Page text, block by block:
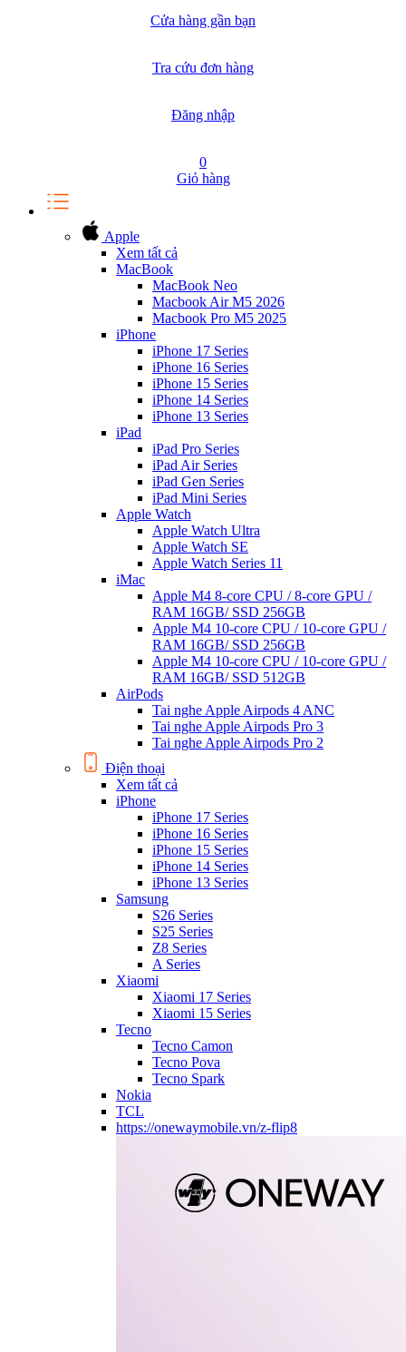
Cửa hàng gần bạn
Tra cứu đơn hàng
Đăng nhập
0
Giỏ hàng
Apple
Xem tất cả
MacBook
MacBook Neo
Macbook Air M5 2026
Macbook Pro M5 2025
iPhone
iPhone 17 Series
iPhone 16 Series
iPhone 15 Series
iPhone 14 Series
iPhone 13 Series
iPad
iPad Pro Series
iPad Air Series
iPad Gen Series
iPad Mini Series
Apple Watch
Apple Watch Ultra
Apple Watch SE
Apple Watch Series 11
iMac
Apple M4 8-core CPU / 8-core GPU /
RAM 16GB/ SSD 256GB
Apple M4 10-core CPU / 10-core GPU /
RAM 16GB/ SSD 256GB
Apple M4 10-core CPU / 10-core GPU /
RAM 16GB/ SSD 512GB
AirPods
Tai nghe Apple Airpods 4 ANC
Tai nghe Apple Airpods Pro 3
Tai nghe Apple Airpods Pro 2
Điện thoại
Xem tất cả
iPhone
iPhone 17 Series
iPhone 16 Series
iPhone 15 Series
iPhone 14 Series
iPhone 13 Series
Samsung
S26 Series
S25 Series
Z8 Series
A Series
Xiaomi
Xiaomi 17 Series
Xiaomi 15 Series
Tecno
Tecno Camon
Tecno Pova
Tecno Spark
Nokia
TCL
https://onewaymobile.vn/z-flip8